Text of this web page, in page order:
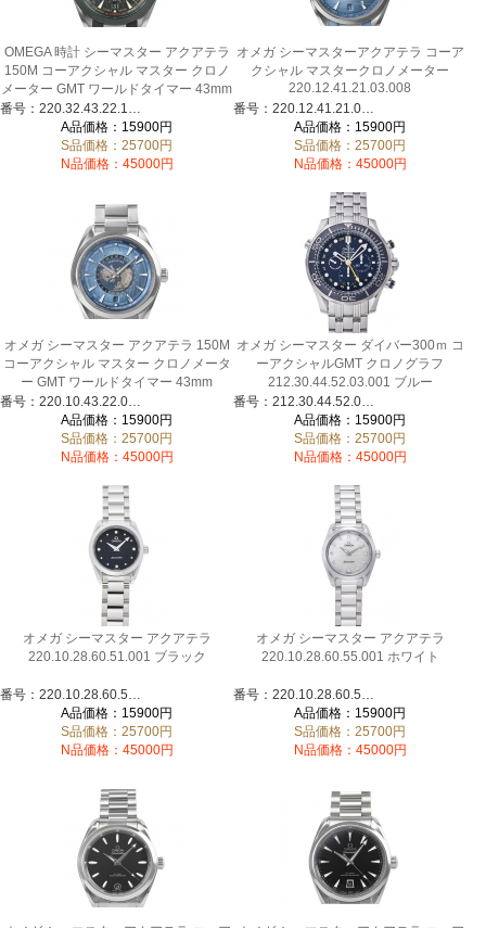
OMEGA 時計 シーマスター アクアテラ
150M コーアクシャル マスター クロノ
メーター GMT ワールドタイマー 43mm
220.32.43.22.10.001
A品価格：15900円
S品価格：25700円
N品価格：45000円
オメガ シーマスターアクアテラ コーア
クシャル マスタークロノメーター
220.12.41.21.03.008
A品価格：15900円
S品価格：25700円
N品価格：45000円
オメガ シーマスター アクアテラ 150M
コーアクシャル マスター クロノメータ
ー GMT ワールドタイマー 43mm
220.10.43.22.03.002
A品価格：15900円
S品価格：25700円
N品価格：45000円
オメガ シーマスター ダイバー300ｍ コ
ーアクシャルGMT クロノグラフ
212.30.44.52.03.001 ブルー
A品価格：15900円
S品価格：25700円
N品価格：45000円
オメガ シーマスター アクアテラ
220.10.28.60.51.001 ブラック
A品価格：15900円
S品価格：25700円
N品価格：45000円
オメガ シーマスター アクアテラ
220.10.28.60.55.001 ホワイト
A品価格：15900円
S品価格：25700円
N品価格：45000円